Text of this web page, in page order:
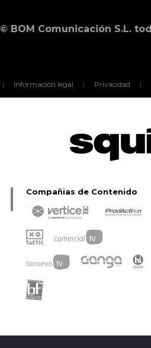
© BOM Comunicación S.L.
| Información legal | Privacidad |
Compañias de Contenido